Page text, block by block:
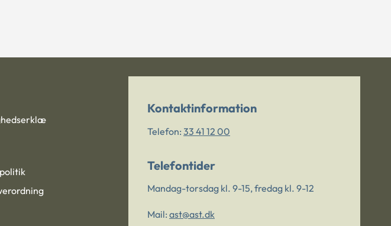
Kontaktinformation
Telefon: 33 41 12 00
Telefontider
Mandag-torsdag kl. 9-15, fredag kl. 9-12
Mail: ast@ast.dk